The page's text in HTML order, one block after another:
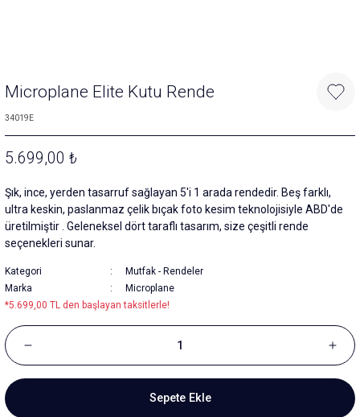
Microplane Elite Kutu Rende
34019E
5.699,00 ₺
Şık, ince, yerden tasarruf sağlayan 5'i 1 arada rendedir. Beş farklı,
ultra keskin, paslanmaz çelik bıçak foto kesim teknolojisiyle ABD'de
üretilmiştir . Geleneksel dört taraflı tasarım, size çeşitli rende
seçenekleri sunar.
Kategori Mutfak - Rendeler
Marka
Microplane
*5.699,00 TL den başlayan taksitlerle!
Sepete Ekle